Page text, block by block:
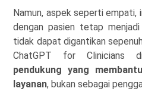
Namun, aspek seperti empati,
dengan pasien tetap menjadi
tidak dapat digantikan
ChatGPT for Clinicians
pendukung yang
layanan, bukan sebagai